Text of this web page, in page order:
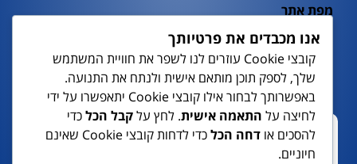
מפת אתר
מדיניות פרטיות
מעבדות
Point Of Care
אנו מכבדים את פרטיותך
קובצי Cookie עוזרים לנו לשפר את חוויית המשתמש
שלך, לספק תוכן מותאם אישית ולנתח את התנועה.
באפשרותך לבחור אילו קובצי Cookie יתאפשרו על ידי
לחיצה על התאמה אישית. לחץ עלקבל הכלכדי
להסכים או דחה הכל
כדי לדחות קובצי Cookie שאינם
חיוניים.